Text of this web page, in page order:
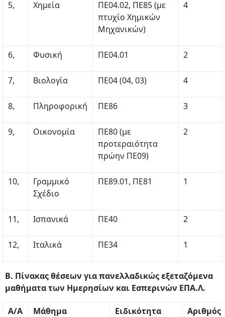
5, Χημεία
ΠΕ04.02, ΠΕ85 (με
πτυχίο Χημικών
Μηχανικών)
4
6, Φυσική ΠΕ04.01 2
7, Βιολογία ΠΕ04 (04, 03) 4
8, Πληροφορική ΠΕ86 3
9, Οικονομία
ΠΕ80 (με
προτεραιότητα
πρώην ΠΕ09)
2
10,
Γραμμικό
Σχέδιο
ΠΕ89.01, ΠΕ81 1
11, Ισπανικά ΠΕ40 2
12, Ιταλικά ΠΕ34 1
Β. Πίνακας θέσεων για πανελλαδικώς εξεταζόμενα
μαθήματα των Ημερησίων και Εσπερινών ΕΠΑ.Λ.
A/A Μάθημα Ειδικότητα
Αριθμός